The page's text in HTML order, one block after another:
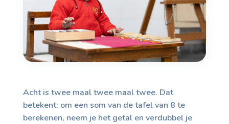
Acht is twee maal twee maal twee. Dat
betekent: om een som van de tafel van 8 te
berekenen, neem je het getal en verdubbel je